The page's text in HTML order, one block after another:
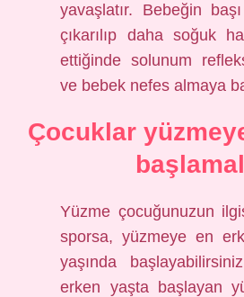
yavaşlatır. Bebeğin
çıkarılıp daha soğuk
ettiğinde solunum
ve bebek nefes almaya
Çocuklar
Yüzme çocuğunuzun
sporsa, yüzmeye en
yaşında
erken yaşta başlayan